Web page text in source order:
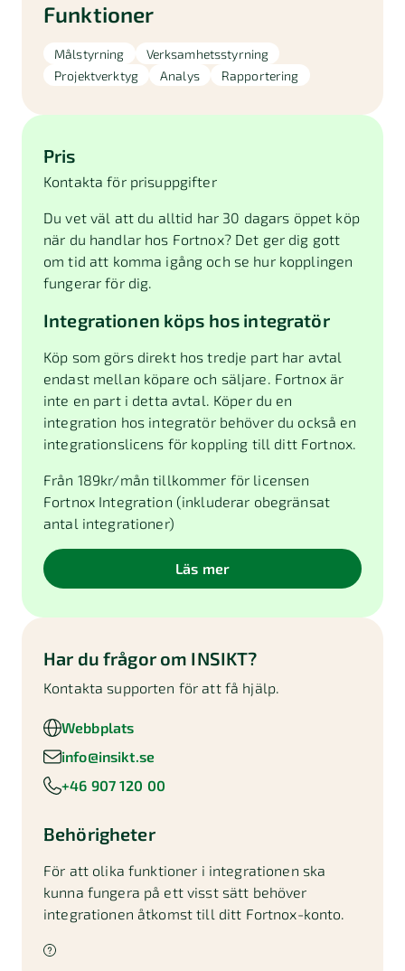
Funktioner
Målstyrning
Verksamhetsstyrning
Projektverktyg
Analys Rapportering
Pris
Kontakta för prisuppgifter
Du vet väl att du alltid har 30 dagars öppet köp
när du handlar hos Fortnox? Det ger dig gott
om tid att komma igång och se hur kopplingen
fungerar för dig.
Integrationen köps hos integratör
Köp som görs direkt hos tredje part har avtal
endast mellan köpare och säljare. Fortnox är
inte en part i detta avtal. Köper du en
integration hos integratör behöver du också en
integrationslicens för koppling till ditt Fortnox.
Från 189kr/mån tillkommer för licensen
Fortnox Integration (inkluderar obegränsat
antal integrationer)
Läs mer
Har du frågor om INSIKT?
Kontakta supporten för att få hjälp.
Webbplats
info@insikt.se
+46 907 120 00
Behörigheter
För att olika funktioner i integrationen ska
kunna fungera på ett visst sätt behöver
integrationen åtkomst till ditt Fortnox-konto.